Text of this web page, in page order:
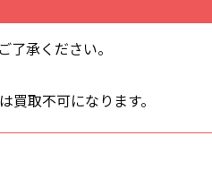
承ください。
取不可になります。